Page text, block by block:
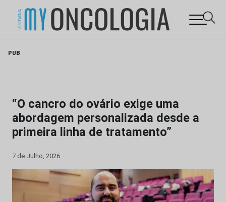
PUB
“O cancro do ovário exige uma
abordagem personalizada desde a
primeira linha de tratamento”
7 de Julho, 2026